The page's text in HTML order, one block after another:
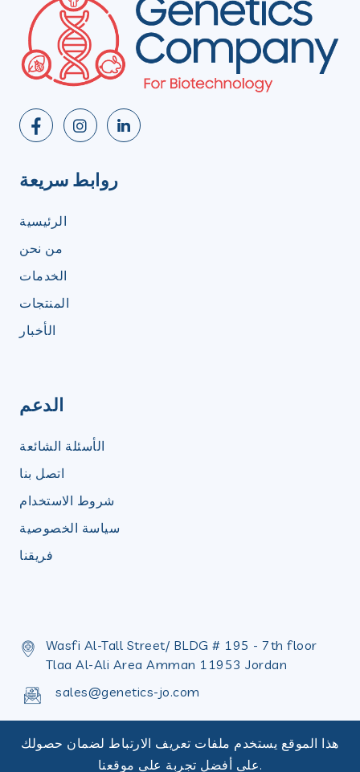
روابط سريعة
الرئيسية
من نحن
الخدمات
المنتجات
الأخبار
الدعم
الأسئلة الشائعة
اتصل بنا
شروط الاستخدام
سياسة الخصوصية
فريقنا
Wasfi Al-Tall Street/ BLDG # 195 - 7th floor
Tlaa Al-Ali Area Amman 11953 Jordan
sales@genetics-jo.com
+962 655 36 398
هذا الموقع يستخدم ملفات تعريف الارتباط لضمان حصولك
على أفضل تجربة على موقعنا.